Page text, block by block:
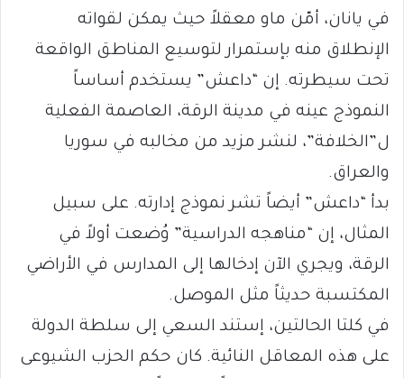
في يانان، أمّن ماو معقلاً حيث يمكن لقواته
الإنطلاق منه بإستمرار لتوسيع المناطق الواقعة
تحت سيطرته. إن “داعش” يستخدم أساساً
النموذج عينه في مدينة الرقة، العاصمة الفعلية
ل”الخلافة”، لنشر مزيد من مخالبه في سوريا
والعراق.
بدأ “داعش” أيضاً تشر نموذج إدارته. على سبيل
المثال، إن “مناهجه الدراسية” وُضعت أولاً في
الرقة، ويجري الآن إدخالها إلى المدارس في الأراضي
المكتسبة حديثاً مثل الموصل.
في كلتا الحالتين، إستند السعي إلى سلطة الدولة
على هذه المعاقل النائية. كان حكم الحزب الشيوعى